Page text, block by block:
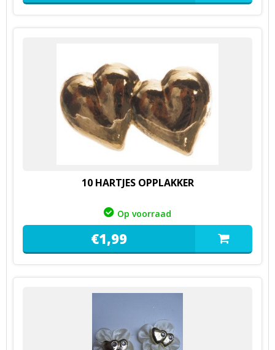
10 HARTJES OPPLAKKER
Op voorraad
€1,99